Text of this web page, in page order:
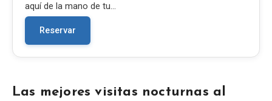
aquí de la mano de tu…
Reservar
Las mejores visitas nocturnas al